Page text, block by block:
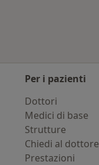
Per i pazienti
Dottori
Medici di base
Strutture
Chiedi al dottore
Prestazioni